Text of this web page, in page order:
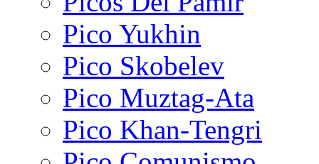
Pico Yukhin
Pico Skobelev
Pico Muztag-Ata
Pico Khan-Tengri